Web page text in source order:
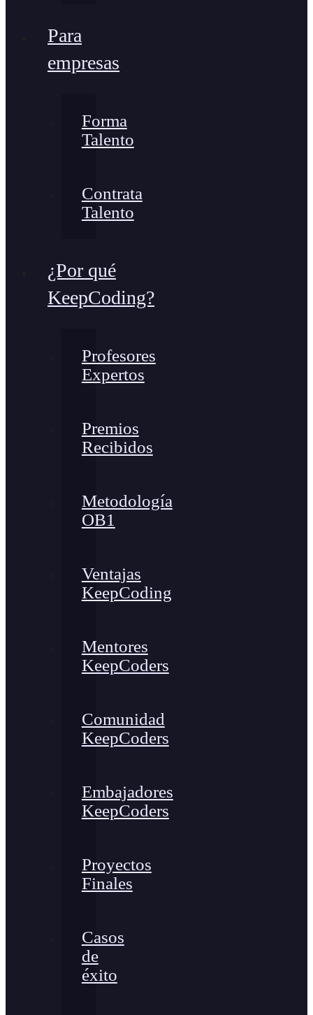
Para
empresas
Forma
Talento
Contrata
Talento
¿Por qué
KeepCoding?
Profesores
Expertos
Premios
Recibidos
Metodología
OB1
Ventajas
KeepCoding
Mentores
KeepCoders
Comunidad
KeepCoders
Embajadores
KeepCoders
Proyectos
Finales
Casos
de
éxito